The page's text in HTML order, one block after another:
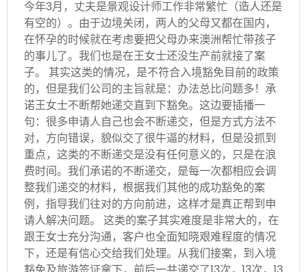
今年3月，丈夫是景观设计师工作非常繁忙（造人还是
有空的）。由于边境关闭，两人的父母又都在国内，
在怀孕的时候就在考虑要把父母办来澳洲帮忙带孩子
的事儿了。我们也是在王女士还没生产前就接了案
子。 其实这类的情况，是不符合入境豁免目前的政策
的，但是我们公司的主旨就是：办法总比问题多！承
诺王女士不断帮她递交直到下豁免。这边要插播一
句：很多申请人自己也会不断递交，但是方式方法不
对，方向错误，貌似交了很牛逼的材料，但是没抓到
重点，这类的不断递交是没有任何意义的，只是在浪
费时间。我们承诺的不断递交，是每一次都相应会调
整我们递交的材料，根据我们其他的成功豁免的案
例，指导我们往对的方向前进，这样才是真正帮到申
请人解决问题。 这类的案子其实难度是非常大的，在
跟王女士充分沟通，客户也全面知晓艰难程度的情况
下，还是有信心交给我们处理。从我们接案，到入境